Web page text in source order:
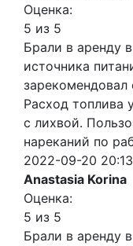
Оценка:
5 из 5
Брали в аренду
источника
зарекомендовал
Расход топлива
с лихвой.
нареканий по
2022-09-20
Anastasia Korina
Оценка:
5 из 5
Брали в аренду